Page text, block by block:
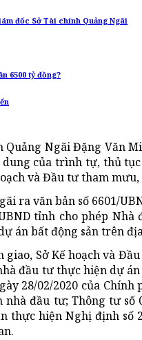
đốc Sở Tài chính Quảng Ngãi
6500 tỷ đồng?
Quảng Ngãi Đặng Văn
của trình tự, thủ
và Đầu tư tham mưu,
ra văn bản số 6601/
tỉnh cho phép
án bất động sản trên
Sở Kế hoạch và
đầu tư thực hiện dự
28/02/2020 của
đầu tư; Thông tư số
thực hiện Nghị định số